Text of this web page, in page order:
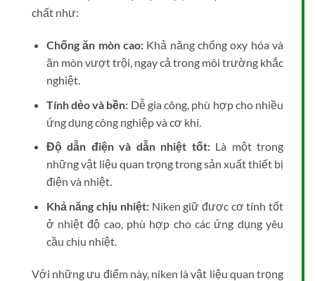
chất như:
Chống ăn mòn cao:Khả năng chống oxy hóa và
ăn mòn vượt trội, ngay cả trong môi trường khắc
nghiệt.
Tính dẻo và bền: Dễ gia công, phù hợp cho nhiều
ứng dụng công nghiệp và cơ khí.
Độ dẫn điện và dẫn nhiệt tốt:Là một trong
những vật liệu quan trọng trong sản xuất thiết bị
điện và nhiệt.
Khả năng chịu nhiệt:Niken giữ được cơ tính tốt
ở nhiệt độ cao, phù hợp cho các ứng dụng yêu
cầu chịu nhiệt.
Với những ưu điểm này, niken là vật liệu quan trọng